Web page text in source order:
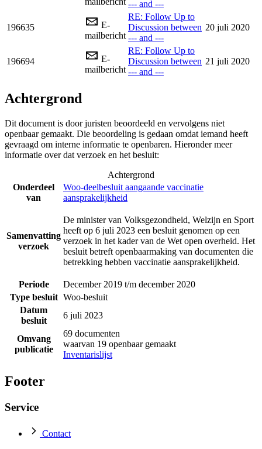
--- and ---
196635
E-
mailbericht
RE: Follow Up to
Discussion between
--- and ---
20 juli 2020
196694
E-
mailbericht
RE: Follow Up to
Discussion between
--- and ---
21 juli 2020
Achtergrond
Dit document is door juristen beoordeeld en vervolgens niet
openbaar gemaakt. Die beoordeling is gedaan omdat iemand heeft
gevraagd om interne informatie te openbaren. Hieronder meer
informatie over dat verzoek en het besluit:
Achtergrond
Onderdeel
van
Woo-deelbesluit aangaande vaccinatie
aansprakelijkheid
Samenvatting
verzoek
De minister van Volksgezondheid, Welzijn en Sport
heeft op 6 juli 2023 een besluit genomen op een
verzoek in het kader van de Wet open overheid. Het
besluit betreft openbaarmaking van documenten die
betrekking hebben vaccinatie aansprakelijkheid.
Periode
December 2019 t/m december 2020
Type besluit Woo-besluit
Datum
besluit
6 juli 2023
Omvang
publicatie
69 documenten
waarvan 19 openbaar gemaakt
Inventarislijst
Footer
Service
Contact